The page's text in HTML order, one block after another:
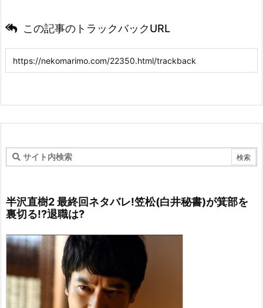
この記事のトラックバックURL
半沢直樹2 最終回ネタバレ!笠松(白井秘書)が箕部を
裏切る!?退職は?